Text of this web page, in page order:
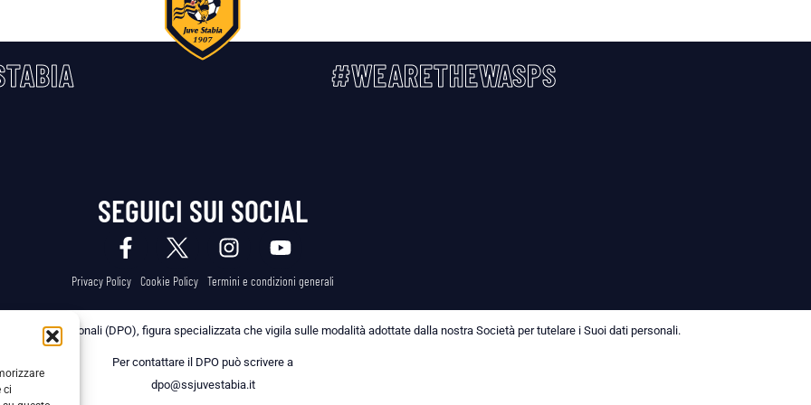
ci
#WEARETHEWASPS
SEGUICI SUI SOCIAL
Privacy Policy Cookie Policy Termini e condizioni generali
dei Dati Personali (DPO), figura specializzata che vigila sulle modalità adottate dalla nostra Società per tutelare i Suoi dati personali.
Per contattare il DPO può scrivere a
dpo@ssjuvestabia.it